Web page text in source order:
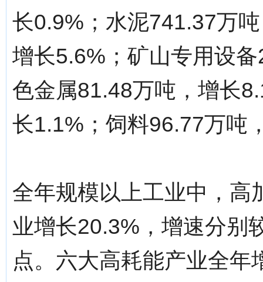
长0.9%；水泥741.37万
增长5.6%；矿山专用设
色金属81.48万吨，增长
长1.1%；饲料96.77万吨
全年规模以上工业中，高
业增长20.3%，增速分别
点。六大高耗能产业全